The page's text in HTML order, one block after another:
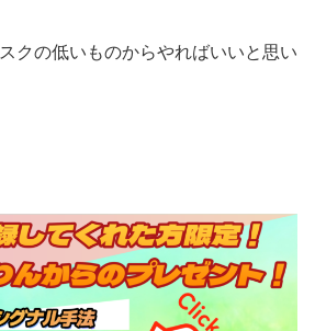
クの低いものからやればいいと思い